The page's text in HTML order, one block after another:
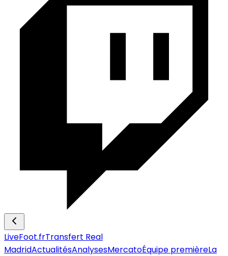
LiveFoot.frTransfert Real
MadridActualitésAnalysesMercatoÉquipe premièreLa